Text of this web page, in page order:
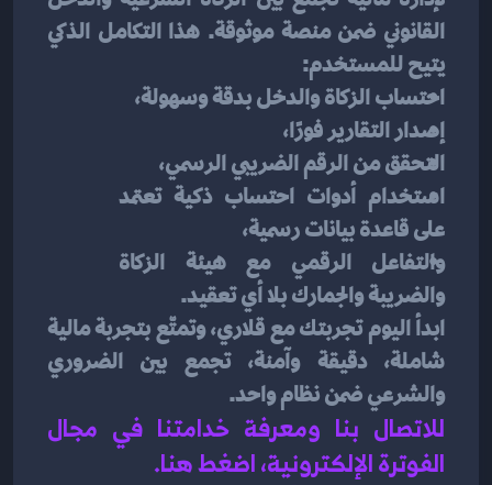
يتيح للمستخدم:
احتساب الزكاة والدخل بدقة وسهولة،
إصدار التقارير فورًا،
التحقق من الرقم الضريبي الرسمي،
استخدام أدوات احتساب ذكية تعتمد
على قاعدة بيانات رسمية،
والضريبة والجمارك بلا أي تعقيد.
والشرعي ضمن نظام واحد.
الفوترة الإلكترونية، اضغط هنا.